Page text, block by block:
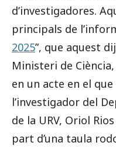
d’investigadores.
principals de
2025”, que aquest
Ministeri de
en un acte en el
l’investigador del
de la URV, Oriol
part d’una taula